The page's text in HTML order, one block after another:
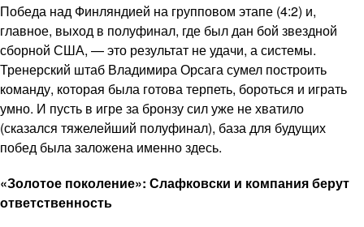
Победа над Финляндией на групповом этапе (4:2) и,
главное, выход в полуфинал, где был дан бой звездной
сборной США, — это результат не удачи, а системы.
Тренерский штаб Владимира Орсага сумел построить
команду, которая была готова терпеть, бороться и играть
умно. И пусть в игре за бронзу сил уже не хватило
(сказался тяжелейший полуфинал), база для будущих
побед была заложена именно здесь.
«Золотое поколение»: Слафковски и компания берут
ответственность